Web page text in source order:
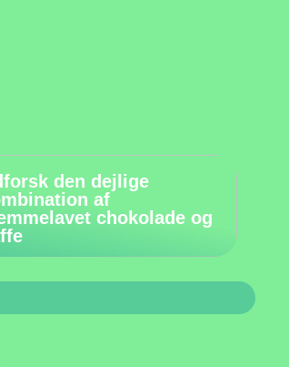
den dejlige
af
chokolade og